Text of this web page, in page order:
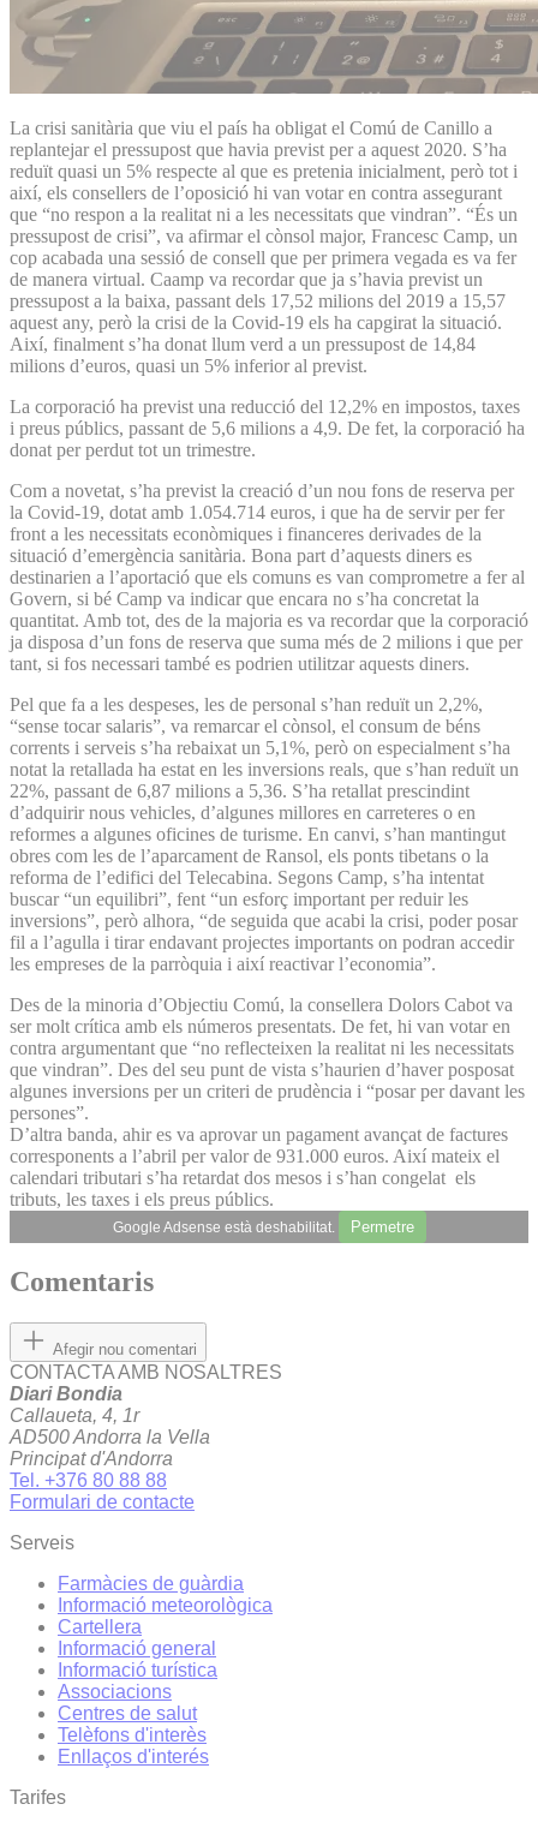
La crisi sanitària que viu el país ha obligat el Comú de Canillo a
replantejar el pressupost que havia previst per a aquest 2020. S’ha
reduït quasi un 5% respecte al que es pretenia inicialment, però tot i
així, els consellers de l’oposició hi van votar en contra assegurant
que “no respon a la realitat ni a les necessitats que vindran”. “És un
pressupost de crisi”, va afirmar el cònsol major, Francesc Camp, un
cop acabada una sessió de consell que per primera vegada es va fer
de manera virtual. Caamp va recordar que ja s’havia previst un
pressupost a la baixa, passant dels 17,52 milions del 2019 a 15,57
aquest any, però la crisi de la Covid-19 els ha capgirat la situació.
Així, finalment s’ha donat llum verd a un pressupost de 14,84
milions d’euros, quasi un 5% inferior al previst.
La corporació ha previst una reducció del 12,2% en impostos, taxes
i preus públics, passant de 5,6 milions a 4,9. De fet, la corporació ha
donat per perdut tot un trimestre.
Com a novetat, s’ha previst la creació d’un nou fons de reserva per
la Covid-19, dotat amb 1.054.714 euros, i que ha de servir per fer
front a les necessitats econòmiques i financeres derivades de la
situació d’emergència sanitària. Bona part d’aquests diners es
destinarien a l’aportació que els comuns es van comprometre a fer al
Govern, si bé Camp va indicar que encara no s’ha concretat la
quantitat. Amb tot, des de la majoria es va recordar que la corporació
ja disposa d’un fons de reserva que suma més de 2 milions i que per
tant, si fos necessari també es podrien utilitzar aquests diners.
Pel que fa a les despeses, les de personal s’han reduït un 2,2%,
“sense tocar salaris”, va remarcar el cònsol, el consum de béns
corrents i serveis s’ha rebaixat un 5,1%, però on especialment s’ha
notat la retallada ha estat en les inversions reals, que s’han reduït un
22%, passant de 6,87 milions a 5,36. S’ha retallat prescindint
d’adquirir nous vehicles, d’algunes millores en carreteres o en
reformes a algunes oficines de turisme. En canvi, s’han mantingut
obres com les de l’aparcament de Ransol, els ponts tibetans o la
reforma de l’edifici del Telecabina. Segons Camp, s’ha intentat
buscar “un equilibri”, fent “un esforç important per reduir les
inversions”, però alhora, “de seguida que acabi la crisi, poder posar
fil a l’agulla i tirar endavant projectes importants on podran accedir
les empreses de la parròquia i així reactivar l’economia”.
Des de la minoria d’Objectiu Comú, la consellera Dolors Cabot va
ser molt crítica amb els números presentats. De fet, hi van votar en
contra argumentant que “no reflecteixen la realitat ni les necessitats
que vindran”. Des del seu punt de vista s’haurien d’haver posposat
algunes inversions per un criteri de prudència i “posar per davant les
persones”.
D’altra banda, ahir es va aprovar un pagament avançat de factures
corresponents a l’abril per valor de 931.000 euros. Així mateix el
calendari tributari s’ha retardat dos mesos i s’han congelat els
tributs, les taxes i els preus públics.
Google Adsense està deshabilitat. Permetre
Comentaris
Afegir nou comentari
CONTACTA AMB NOSALTRES
Diari Bondia
Callaueta, 4, 1r
AD500 Andorra la Vella
Principat d'Andorra
Tel. +376 80 88 88
Formulari de contacte
Serveis
Farmàcies de guàrdia
Informació meteorològica
Cartellera
Informació general
Informació turística
Associacions
Centres de salut
Telèfons d'interès
Enllaços d'interés
Tarifes